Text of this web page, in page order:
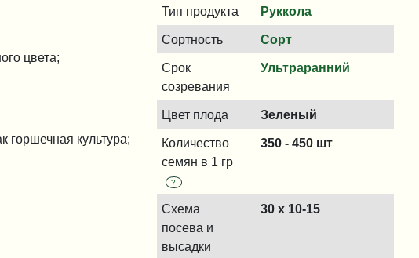
Тип продукта Руккола
Сортность Сорт
Срок
созревания
Ультраранний
Цвет плода Зеленый
Количество
семян в 1 гр
?
350 - 450 шт
Схема
посева и
высадки
30 х 10-15
цвета;
горшечная культура;